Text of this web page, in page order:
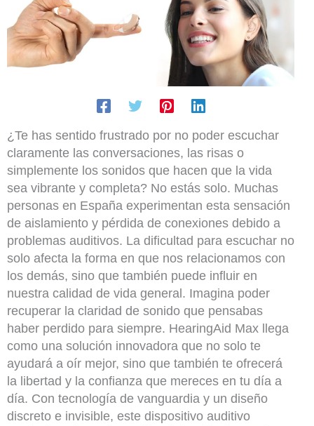
¿Te has sentido frustrado por no poder escuchar
claramente las conversaciones, las risas o
simplemente los sonidos que hacen que la vida
sea vibrante y completa? No estás solo. Muchas
personas en España experimentan esta sensación
de aislamiento y pérdida de conexiones debido a
problemas auditivos. La dificultad para escuchar no
solo afecta la forma en que nos relacionamos con
los demás, sino que también puede influir en
nuestra calidad de vida general. Imagina poder
recuperar la claridad de sonido que pensabas
haber perdido para siempre. HearingAid Max llega
como una solución innovadora que no solo te
ayudará a oír mejor, sino que también te ofrecerá
la libertad y la confianza que mereces en tu día a
día. Con tecnología de vanguardia y un diseño
discreto e invisible, este dispositivo auditivo